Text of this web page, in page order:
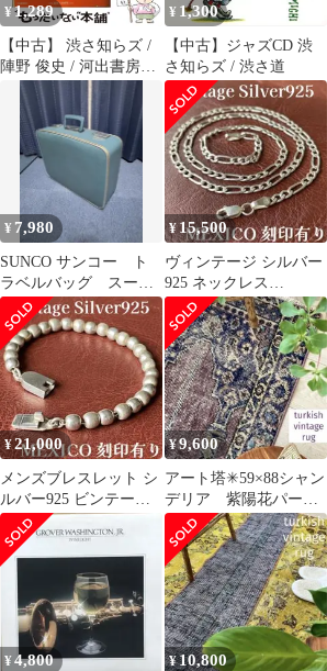
¥1,289
【中古】 渋さ知らズ /
陣野 俊史 / 河出書房新
¥ 1,300
【中古】ジャズCD 渋
さ知らズ / 渋さ道
¥ 7,980
SUNCO サンコー ト
ラベルバッグ スーツ
ケース 希少 レア
品 限定価格 鞄
¥ 15,500
ヴィンテージ シルバー
925 ネックレス
MEXICO メンズ フィガ
ロチェーン
¥21,000
メンズブレスレット シ
ルバー925 ビンテージ
メキシコ 刻印 ボールビ
ーズ
¥9,600
アート塔✳︎59×88シャン
デリア 紫陽花パープ
ル デニム トルコヴ
ィンテージラグ
¥4,800 ¥10,800